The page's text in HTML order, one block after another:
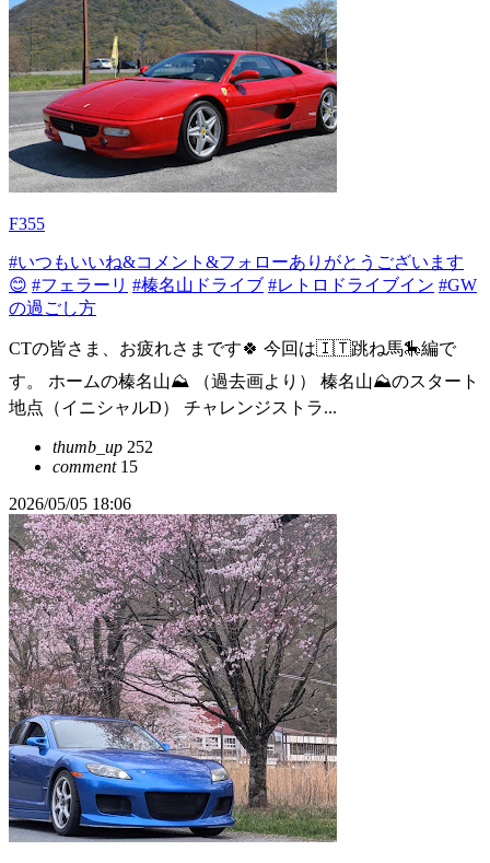
F355
#いつもいいね&コメント&フォローありがとうございます
😊 #フェラーリ #榛名山ドライブ #レトロドライブイン #GW
の過ごし方
CTの皆さま、お疲れさまです🍀 今回は🇮🇹跳ね馬🎠編で
す。 ホームの榛名山⛰️ （過去画より） 榛名山⛰️のスタート
地点（イニシャルD） チャレンジストラ...
thumb_up 252
comment15
2026/05/05 18:06